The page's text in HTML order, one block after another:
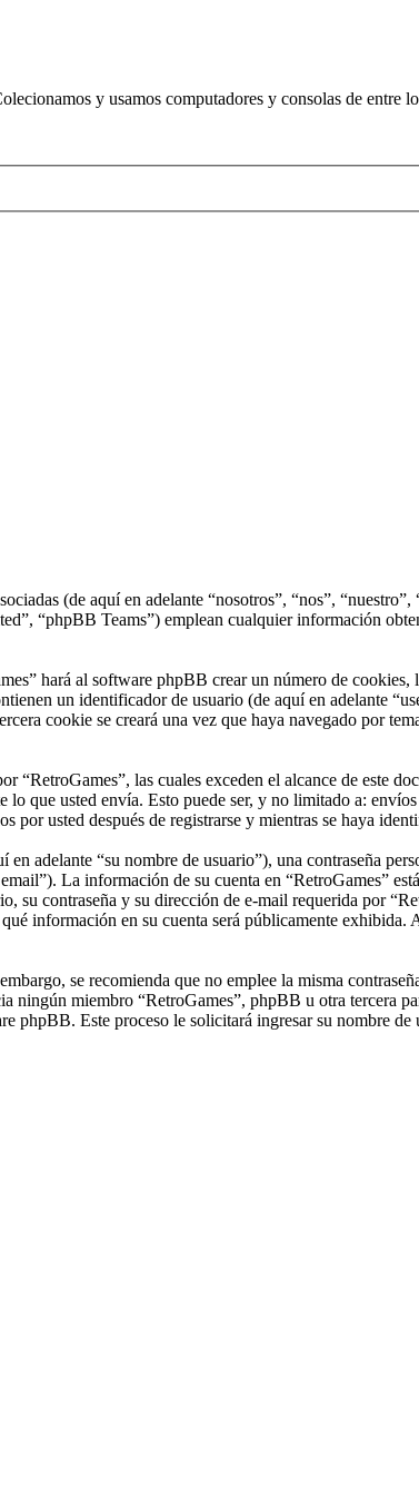
y usamos computadores y consolas de entre
(de aquí en adelante “nosotros”, “nos”,
“phpBB Teams”) emplean cualquier información
hará al software phpBB crear un número de cookies,
un identificador de usuario (de aquí en adelante
cookie se creará una vez que haya navegado por
las cuales exceden el alcance de este
que usted envía. Esto puede ser, y no limitado a:
por usted después de registrarse y mientras se haya
adelante “su nombre de usuario”), una contraseña
La información de su cuenta en “RetroGames”
su contraseña y su dirección de e-mail requerida por
información en su cuenta será públicamente
se recomienda que no emplee la misma
ningún miembro “RetroGames”, phpBB u otra tercera
phpBB. Este proceso le solicitará ingresar su nombre